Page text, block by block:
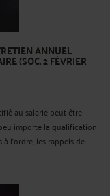
ANNUEL
(SOC. 2 FÉVRIER
au salarié peut être
importe la qualification
l’ordre, les rappels de